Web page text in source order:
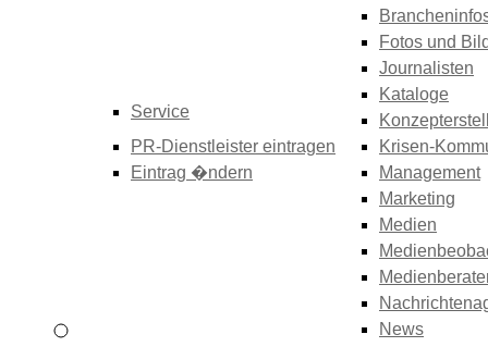
Service
PR-Dienstleister eintragen
Eintrag �ndern
Fotos und
Journalisten
Kataloge
Krisen-
Management
Marketing
Medien
News